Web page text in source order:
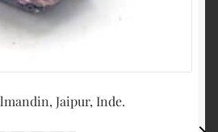
Jaipur, Inde.